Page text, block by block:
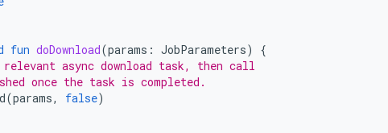
fun doDownload(params : JobParameters)
{
async download task, then call
once the task is completed.
(params, false)